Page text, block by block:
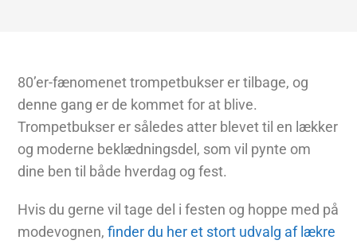
80’er-fænomenet trompetbukser er tilbage, og
denne gang er de kommet for at blive.
Trompetbukser er således atter blevet til en lækker
og moderne beklædningsdel, som vil pynte om
dine ben til både hverdag og fest.
Hvis du gerne vil tage del i festen og hoppe med på
modevognen,finder du her et stort udvalg af lækre